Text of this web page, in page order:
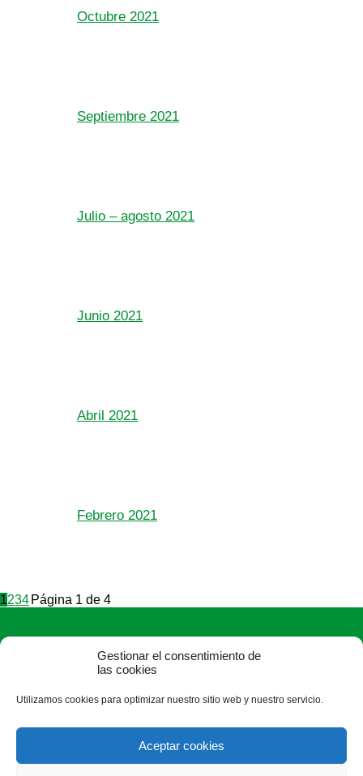
Gestionar el consentimiento de
las cookies
Utilizamos cookies para optimizar nuestro sitio web y nuestro servicio.
Aceptar cookies
Octubre 2021
Septiembre 2021
Julio – agosto 2021
Junio 2021
Abril 2021
Febrero 2021
1234 Página 1 de 4
ASAJA León - Jóvenes Agricultores
Paseo Salamanca, 1 bajo - 24009 León - España · Tel.: +34
987 24 52 31 · Fax: +34 987 87 60 12 ·